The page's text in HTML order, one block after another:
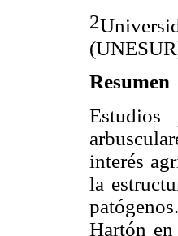
2
Resumen
Estudios
interés
la
Hartón